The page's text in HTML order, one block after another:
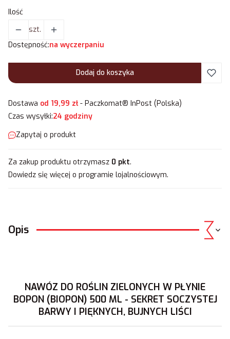
Ilość
szt.
Dostępność:na wyczerpaniu
Dodaj do koszyka
Dostawa od 19,99 zł- Paczkomat® InPost (Polska)
Czas wysyłki:24 godziny
Zapytaj o produkt
Za zakup produktu otrzymasz 0 pkt.
Dowiedz się więcej o programie lojalnościowym.
Opis
NAWÓZ DO ROŚLIN ZIELONYCH W PŁYNIE
BOPON (BIOPON) 500 ML - SEKRET SOCZYSTEJ
BARWY I PIĘKNYCH, BUJNYCH LIŚCI